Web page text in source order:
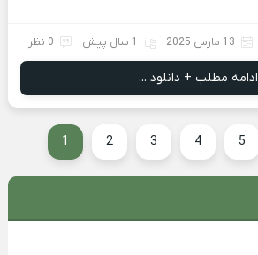
13 مارس 2025 1 سال پیش 0 نظر
ادامه مطلب + دانلود ...
1 2 3 4 5